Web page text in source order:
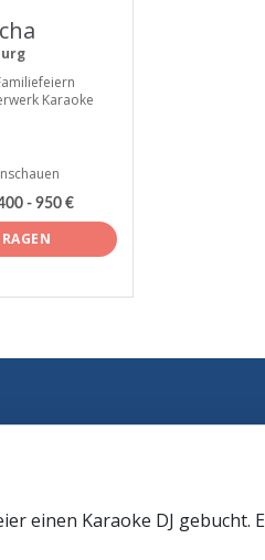
Karaoke
- 950 €
einen Karaoke DJ gebucht.